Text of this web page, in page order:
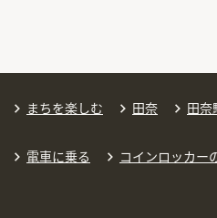
まちを楽しむ 田奈 田奈
電車に乗る コインロッカー